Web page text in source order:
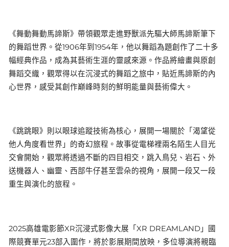
《舞動舞動馬諦斯》帶領觀眾走進野獸派先驅大師馬諦斯筆下
的舞蹈世界。從1906年到1954年，他以舞蹈為題創作了二十多
幅經典作品，成為其藝術生涯的靈感來源。作品將繪畫與原創
舞蹈交織，觀眾得以在沉浸式的舞蹈之旅中，貼近馬諦斯的內
心世界，感受其創作巔峰時刻的鮮明能量與藝術偉大。
《跳跳眼》則以眼球追蹤技術為核心，展開一場關於「渴望從
他人角度看世界」的奇幻旅程。故事從電梯裡兩名陌生人目光
交會開始，觀眾將透過不斷的四目相交，跳入鳥兒、岩石、外
送機器人、幽靈、西部牛仔甚至雲朵的視角，展開一段又一段
重生與演化的旅程。
2025高雄電影節XR沉浸式影像大展「XR DREAMLAND」國
際競賽單元23部入圍作，將於影展期間放映，多位導演將親臨